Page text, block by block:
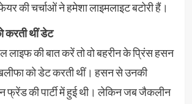
की चर्चाओं ने हमेशा लाइमलाइट बटोरी हैं।
करती थीं डेट
लाइफ की बात करें तो वो बहरीन के प्रिंस हसन
को डेट करती थीं। हसन से उनकी
फ्रेंड की पार्टी में हुई थी। लेकिन जब जैकलीन